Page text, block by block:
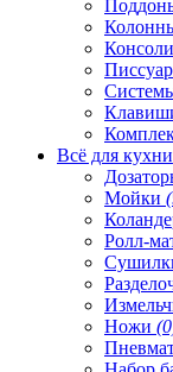
Всё для кухни
Мойки
Ролл-
Ножи